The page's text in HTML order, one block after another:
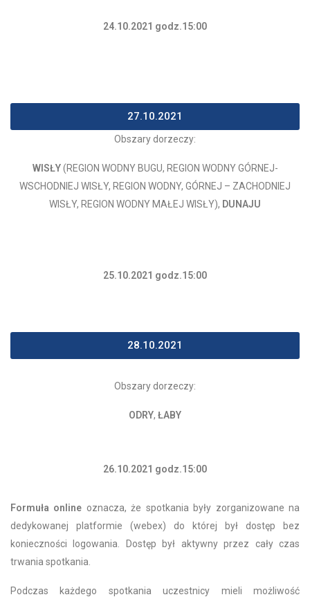
24.10.2021 godz.15:00
27.10.2021
Obszary dorzeczy:
WISŁY(REGION WODNY BUGU, REGION WODNY GÓRNEJ-
WSCHODNIEJ WISŁY, REGION WODNY, GÓRNEJ – ZACHODNIEJ
WISŁY, REGION WODNY MAŁEJ WISŁY), DUNAJU
25.10.2021 godz.15:00
28.10.2021
Obszary dorzeczy:
ODRY, ŁABY
26.10.2021 godz.15:00
Formuła online oznacza, że spotkania były zorganizowane na
dedykowanej platformie (webex) do której był dostęp bez
konieczności logowania. Dostęp był aktywny przez cały czas
trwania spotkania.
Podczas każdego spotkania uczestnicy mieli możliwość